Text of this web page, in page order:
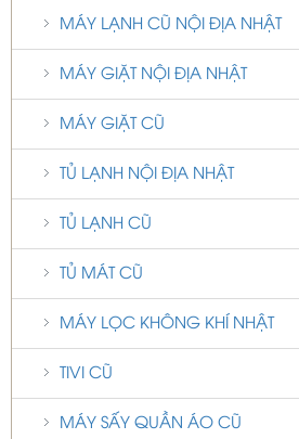
MÁY LẠNH CŨ NỘI ĐỊA NHẬT
MÁY GIẶT NỘI ĐỊA NHẬT
MÁY GIẶT CŨ
TỦ LẠNH NỘI ĐỊA NHẬT
TỦ LẠNH CŨ
TỦ MÁT CŨ
MÁY LỌC KHÔNG KHÍ NHẬT
TIVI CŨ
MÁY SẤY QUẦN ÁO CŨ